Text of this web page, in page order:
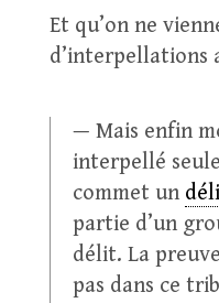
Et qu’on ne
d’interpellations
— Mais enfin
interpellé
commet un
partie d’un
délit. La
pas dans ce